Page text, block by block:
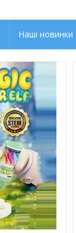
Наші новинки